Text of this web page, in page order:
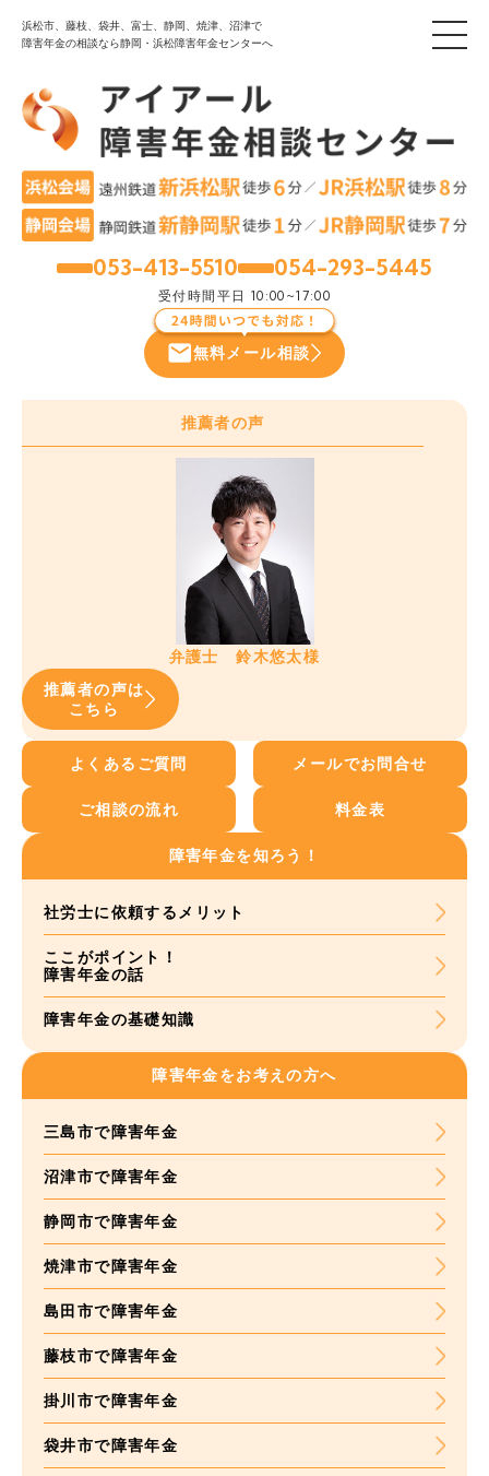
浜松市、藤枝、袋井、富士、静岡、焼津、沼津で
障害年金の相談なら静岡・浜松障害年金センターへ
053-413-5510 054-293-5445
受付時間 平日 10:00~17:00
無料メール相談
推薦者の声
弁護士 鈴木悠太様
推薦者の声は
こちら
よくあるご質問 メールでお問合せ
ご相談の流れ 料金表
障害年金を知ろう！
社労士に依頼するメリット
ここがポイント！
障害年金の話
障害年金の基礎知識
障害年金をお考えの方へ
三島市で障害年金
沼津市で障害年金
静岡市で障害年金
焼津市で障害年金
島田市で障害年金
藤枝市で障害年金
掛川市で障害年金
袋井市で障害年金